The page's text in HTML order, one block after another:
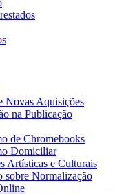
Novas Aquisições
na Publicação
de Chromebooks
Domiciliar
Artísticas e Culturais
sobre Normalização